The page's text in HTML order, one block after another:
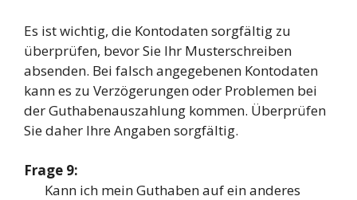
Es ist wichtig, die Kontodaten sorgfältig zu
überprüfen, bevor Sie Ihr Musterschreiben
absenden. Bei falsch angegebenen Kontodaten
kann es zu Verzögerungen oder Problemen bei
der Guthabenauszahlung kommen. Überprüfen
Sie daher Ihre Angaben sorgfältig.
Frage 9:
Kann ich mein Guthaben auf ein anderes